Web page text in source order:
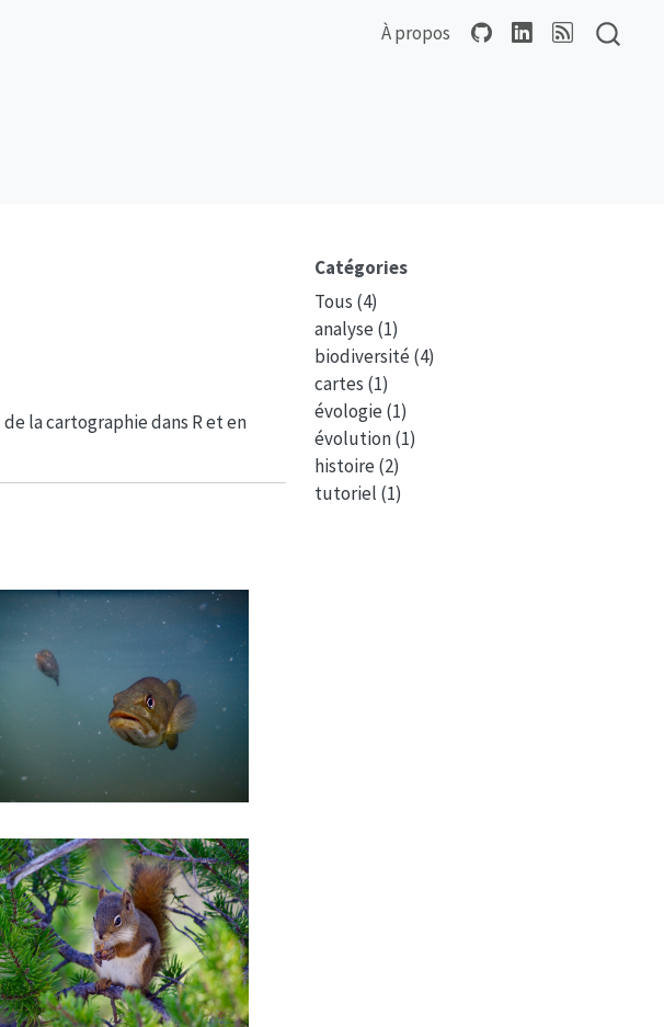
À propos
Catégories
Tous (4)
analyse (1)
biodiversité (4)
cartes (1)
évologie (1)
évolution(1)
histoire (2)
tutoriel (1)
la cartographie dans R et en